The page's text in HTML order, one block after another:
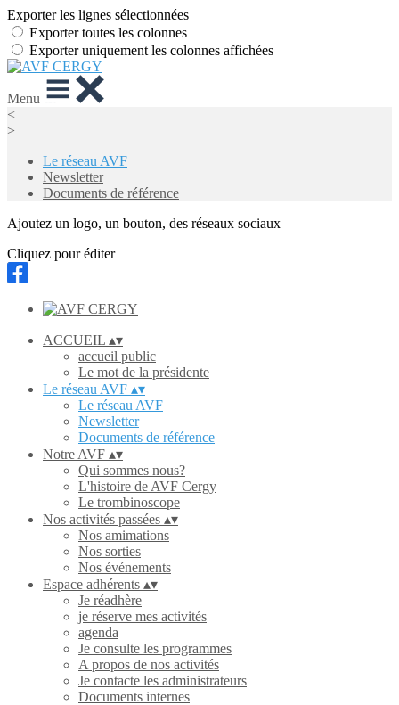
Exporter les lignes sélectionnées
Exporter toutes les colonnes
Exporter uniquement les colonnes affichées
Menu
<
>
Le réseau AVF
Newsletter
Documents de référence
Ajoutez un logo, un bouton, des réseaux sociaux
Cliquez pour éditer
ACCUEIL ▴▾
accueil public
Le mot de la présidente
Le réseau AVF ▴▾
Le réseau AVF
Newsletter
Documents de référence
Notre AVF ▴▾
Qui sommes nous?
L'histoire de AVF Cergy
Le trombinoscope
Nos activités passées ▴▾
Nos amimations
Nos sorties
Nos événements
Espace adhérents ▴▾
Je réadhère
je réserve mes activités
agenda
Je consulte les programmes
A propos de nos activités
Je contacte les administrateurs
Documents internes